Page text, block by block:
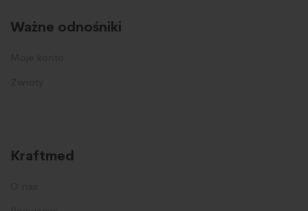
Ważne odnośniki
Kraftmed